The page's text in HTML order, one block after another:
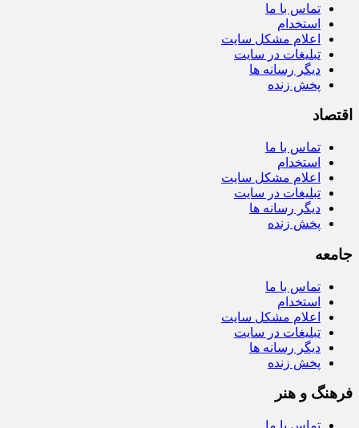
تماس با ما
استخدام
اعلام مشکل سایت
تبلیغات در سایت
دیگر رسانه ها
پخش زنده
اقتصاد
تماس با ما
استخدام
اعلام مشکل سایت
تبلیغات در سایت
دیگر رسانه ها
پخش زنده
جامعه
تماس با ما
استخدام
اعلام مشکل سایت
تبلیغات در سایت
دیگر رسانه ها
پخش زنده
فرهنگ و هنر
تماس با ما